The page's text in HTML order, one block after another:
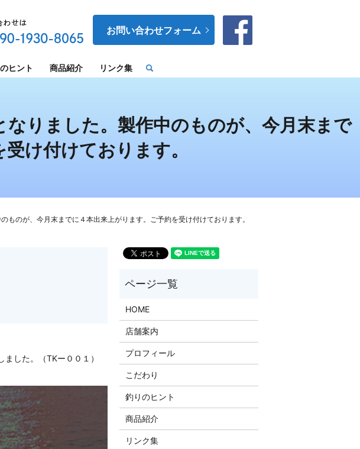
ヒント 商品紹介 リンク集 search
お問い合わせフォーム
りました。製作中のものが、今月末まで
け付けております。
のが、今月末までに４本出来上がります。ご予約を受け付けております。
した。（TKー００１）
HOME
店舗案内
プロフィール
こだわり
釣りのヒント
商品紹介
リンク集